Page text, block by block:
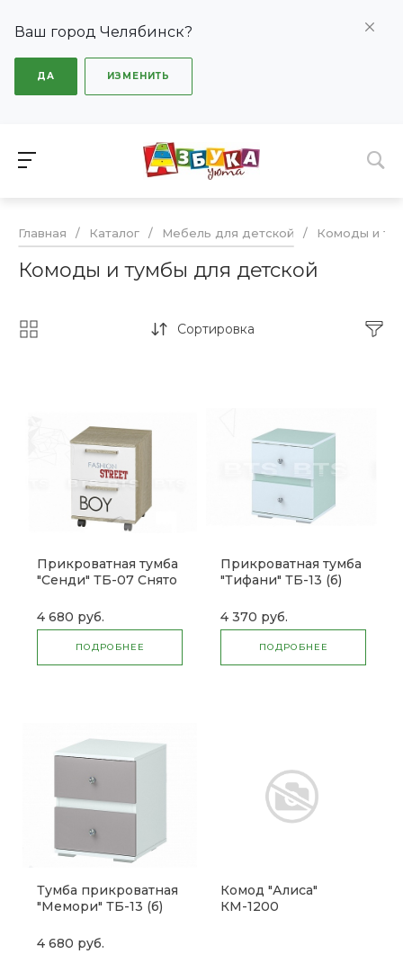
Ваш город Челябинск?
ДА ИЗМЕНИТЬ
Главная / Каталог / Мебель для детской / Комоды и
Комоды и тумбы для детской
Сортировка
Прикроватная тумба
"Сенди" ТБ-07 Снято
4 680 руб.
ПОДРОБНЕЕ
Прикроватная тумба
"Тифани" ТБ-13 (б)
4 370 руб.
ПОДРОБНЕЕ
Тумба прикроватная
"Мемори" ТБ-13 (б)
4 680 руб.
Комод "Алиса"
КМ-1200